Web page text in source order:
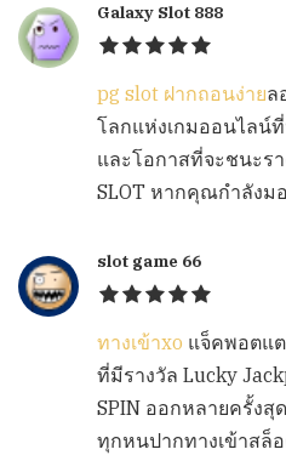
Galaxy Slot 888
pg slot ฝากถอนง่ายล
โลกแห่งเกมออนไลน์
และโอกาสที่จะชนะร
SLOT หากคุณกำลังม
slot game 66
ทางเข้าxo แจ็คพอตแ
ที่มีรางวัล Lucky
SPIN ออกหลายครั้งสุ
ทุกหนปากทางเข้าสล็